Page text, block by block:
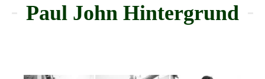
Paul John Hintergrund